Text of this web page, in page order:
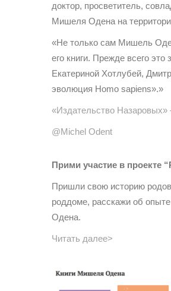
доктор, просветитель,
Мишеля Одена на
«Не только сам Мишель
его книги. Прежде всего
Екатериной Хотлубей,
эволюция Homo sapiens».»
«Издательство
@Michel Odent
Прими участие в проекте
Пришли свою историю
роддоме, расскажи об
Одена.
Читать далее>